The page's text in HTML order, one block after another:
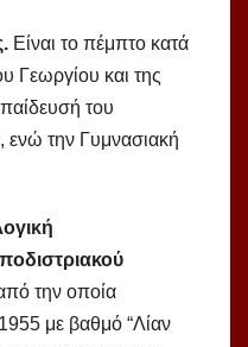
Είναι το πέμπτο κατά
Γεωργίου και της
του
την Γυμνασιακή
την οποία
με βαθμό “Λίαν